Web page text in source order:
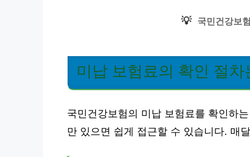
💡 국민건강보
미납 보험료의 확인 절차
국민건강보험의 미납 보험료를 확인하
만 있으면 쉽게 접근할 수 있습니다. 매